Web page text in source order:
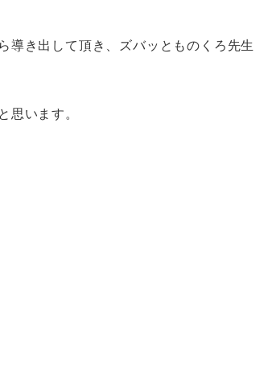
導き出して頂き、ズバッとものくろ先生
います。